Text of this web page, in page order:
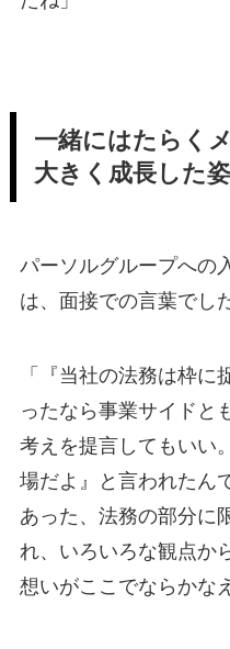
一緒にはたらく
大きく成長した
パーソルグループへの
は、面接での言葉でし
「『当社の法務は枠
ったなら事業サイドと
考えを提言してもいい
場だよ』と言われたん
あった、法務の部分に
れ、いろいろな観点か
想いがここでならかな